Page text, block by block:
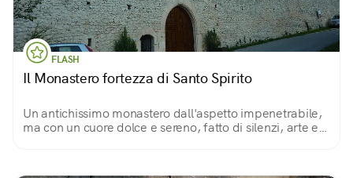
FLASH
Il Monastero fortezza di Santo Spirito
Un antichissimo monastero dall'aspetto impenetrabile,
ma con un cuore dolce e sereno, fatto di silenzi, arte e